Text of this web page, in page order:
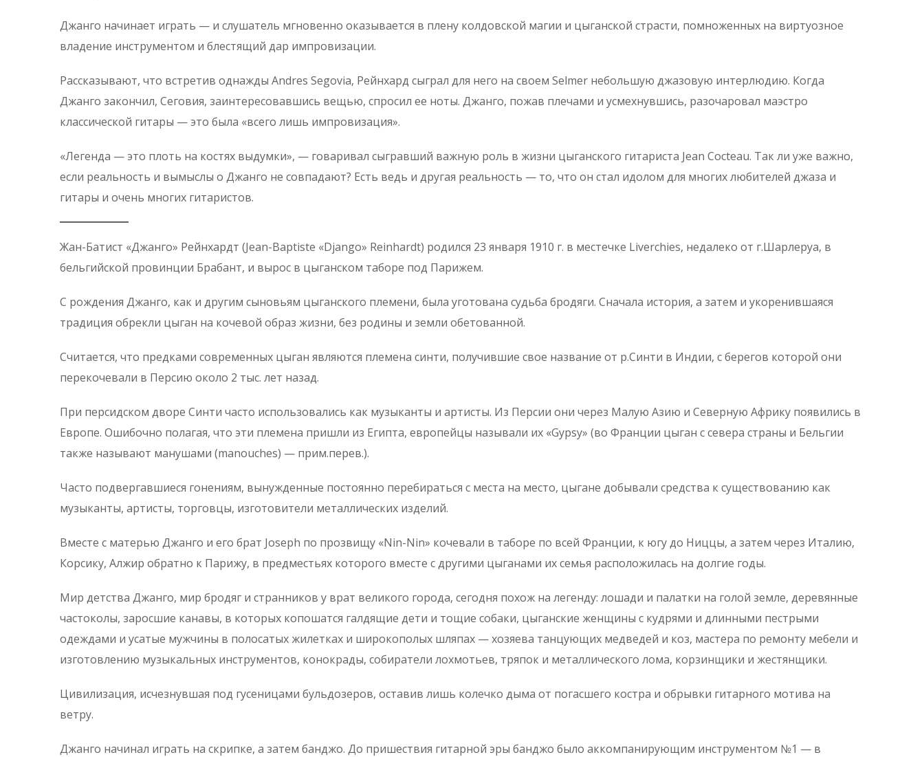
Джанго начинает играть — и слушатель мгновенно оказывается в плену колдовской магии и цыганской страсти, помноженных на виртуозное
владение инструментом и блестящий дар импровизации.
Рассказывают, что встретив однажды Andres Segovia, Рейнхард сыграл для него на своем Selmer небольшую джазовую интерлюдию. Когда
Джанго закончил, Сеговия, заинтересовавшись вещью, спросил ее ноты. Джанго, пожав плечами и усмехнувшись, разочаровал маэстро
классической гитары — это была «всего лишь импровизация».
«Легенда — это плоть на костях выдумки», — говаривал сыгравший важную роль в жизни цыганского гитариста Jean Cocteau. Так ли уже важно,
если реальность и вымыслы о Джанго не совпадают? Есть ведь и другая реальность — то, что он стал идолом для многих любителей джаза и
гитары и очень многих гитаристов.
Жан-Батист «Джанго» Рейнхардт (Jean-Baptiste «Django» Reinhardt) родился 23 января 1910 г. в местечке Liverchies, недалеко от г.Шарлеруа, в
бельгийской провинции Брабант, и вырос в цыганском таборе под Парижем.
С рождения Джанго, как и другим сыновьям цыганского племени, была уготована судьба бродяги. Сначала история, а затем и укоренившаяся
традиция обрекли цыган на кочевой образ жизни, без родины и земли обетованной.
Считается, что предками современных цыган являются племена cинти, получившие свое название от р.Синти в Индии, с берегов которой они
перекочевали в Персию около 2 тыс. лет назад.
При персидском дворе Синти часто использовались как музыканты и артисты. Из Персии они через Малую Азию и Северную Африку появились в
Европе. Ошибочно полагая, что эти племена пришли из Египта, европейцы называли их «Gypsy» (во Франции цыган с севера страны и Бельгии
также называют манушами (manouches) — прим.перев.).
Часто подвергавшиеся гонениям, вынужденные постоянно перебираться с места на место, цыгане добывали средства к существованию как
музыканты, артисты, торговцы, изготовители металлических изделий.
Вместе с матерью Джанго и его брат Joseph по прозвищу «Nin-Nin» кочевали в таборе по всей Франции, к югу до Ниццы, а затем через Италию,
Корсику, Алжир обратно к Парижу, в предместьях которого вместе с другими цыганами их семья расположилась на долгие годы.
Мир детства Джанго, мир бродяг и странников у врат великого города, сегодня похож на легенду: лошади и палатки на голой земле, деревянные
частоколы, заросшие канавы, в которых копошатся галдящие дети и тощие собаки, цыганские женщины с кудрями и длинными пестрыми
одеждами и усатые мужчины в полосатых жилетках и широкополых шляпах — хозяева танцующих медведей и коз, мастера по ремонту мебели и
изготовлению музыкальных инструментов, конокрады, собиратели лохмотьев, тряпок и металлического лома, корзинщики и жестянщики.
Цивилизация, исчезнувшая под гусеницами бульдозеров, оставив лишь колечко дыма от погасшего костра и обрывки гитарного мотива на
ветру.
Джанго начинал играть на скрипке, а затем банджо. До пришествия гитарной эры банджо было аккомпанирующим инструментом №1 — в